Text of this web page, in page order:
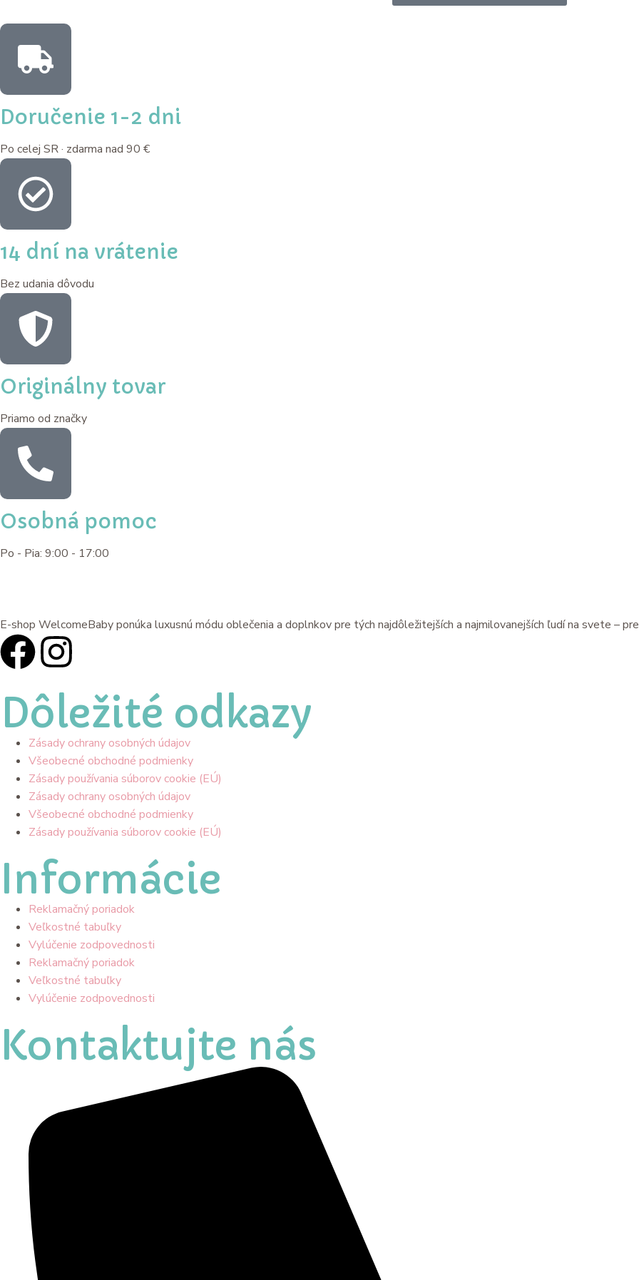
Doručenie 1-2 dni
Po celej SR · zdarma nad 90 €
14 dní na vrátenie
Bez udania dôvodu
Originálny tovar
Priamo od značky
Osobná pomoc
Po - Pia: 9:00 - 17:00
E-shop WelcomeBaby ponúka luxusnú módu oblečenia a doplnkov pre tých najdôležitejších a najmilovanejších ľudí na svete –
Dôležité odkazy
Zásady ochrany osobných údajov
Všeobecné obchodné podmienky
Zásady používania súborov cookie (EÚ)
Zásady ochrany osobných údajov
Všeobecné obchodné podmienky
Zásady používania súborov cookie (EÚ)
Informácie
Reklamačný poriadok
Veľkostné tabuľky
Vylúčenie zodpovednosti
Reklamačný poriadok
Veľkostné tabuľky
Vylúčenie zodpovednosti
Kontaktujte nás